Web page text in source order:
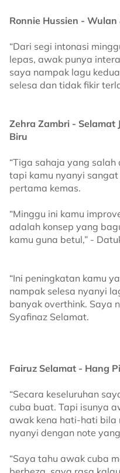
Ronnie Hussien -
“Dari segi intonasi
lepas, awak punya
saya nampak lagu
selesa dan tidak fikir
Zehra Zambri - Selamat
Biru
“Tiga sahaja yang
tapi kamu nyanyi
pertama kemas.
“Minggu ini kamu
adalah konsep yang
kamu guna betul,” -
“Ini peningkatan kamu
nampak selesa nyanyi
banyak overthink. Saya
Syafinaz Selamat.
Fairuz Selamat - Hang
“Secara keseluruhan
cuba buat. Tapi isunya
awak kena hati-hati bila
nyanyi dengan note
“Saya tahu awak cuba